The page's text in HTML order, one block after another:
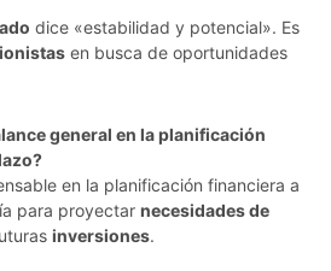
dice «estabilidad y potencial». Es
en busca de oportunidades
general en la planificación
en la planificación financiera a
para proyectar necesidades de
inversiones.